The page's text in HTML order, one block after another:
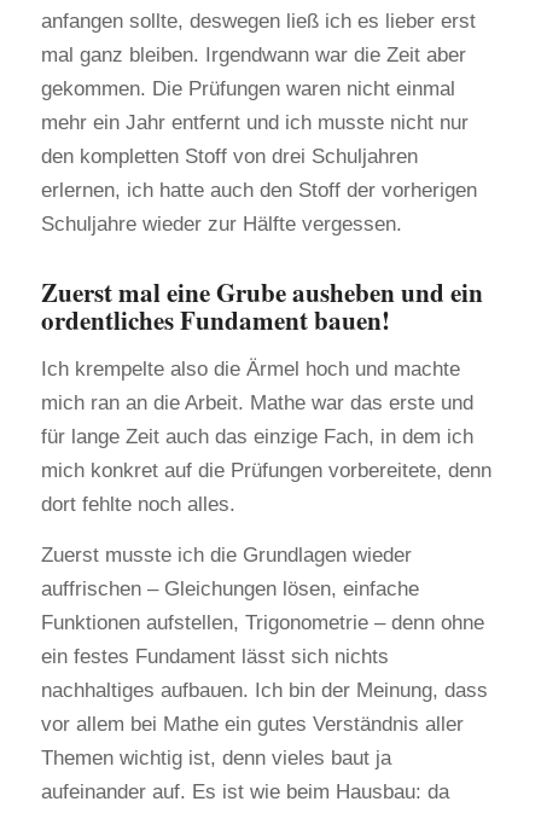
anfangen sollte, deswegen ließ ich es lieber erst
mal ganz bleiben. Irgendwann war die Zeit aber
gekommen. Die Prüfungen waren nicht einmal
mehr ein Jahr entfernt und ich musste nicht nur
den kompletten Stoff von drei Schuljahren
erlernen, ich hatte auch den Stoff der vorherigen
Schuljahre wieder zur Hälfte vergessen.
Zuerst mal eine Grube ausheben und ein
ordentliches Fundament bauen!
Ich krempelte also die Ärmel hoch und machte
mich ran an die Arbeit. Mathe war das erste und
für lange Zeit auch das einzige Fach, in dem ich
mich konkret auf die Prüfungen vorbereitete, denn
dort fehlte noch alles.
Zuerst musste ich die Grundlagen wieder
auffrischen – Gleichungen lösen, einfache
Funktionen aufstellen, Trigonometrie – denn ohne
ein festes Fundament lässt sich nichts
nachhaltiges aufbauen. Ich bin der Meinung, dass
vor allem bei Mathe ein gutes Verständnis aller
Themen wichtig ist, denn vieles baut ja
aufeinander auf. Es ist wie beim Hausbau: da